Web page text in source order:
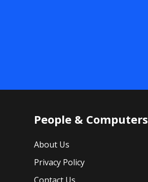
People & Computers
About Us
Privacy Policy